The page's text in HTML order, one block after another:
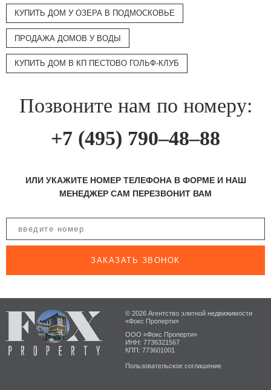
КУПИТЬ ДОМ У ОЗЕРА В ПОДМОСКОВЬЕ
ПРОДАЖА ДОМОВ У ВОДЫ
КУПИТЬ ДОМ В КП ПЕСТОВО ГОЛЬФ-КЛУБ
Позвоните нам по номеру:
+7 (495) 790–48–88
ИЛИ УКАЖИТЕ НОМЕР ТЕЛЕФОНА В ФОРМЕ И НАШ
МЕНЕДЖЕР САМ ПЕРЕЗВОНИТ ВАМ
ЗАКАЗАТЬ ЗВОНОК
© 2026 Агентство элитной недвижимости
«Фокс Проперти»
ООО «Фокс Проперти»
ИНН: 7736321567
КПП: 773601001
Пользовательское соглашение